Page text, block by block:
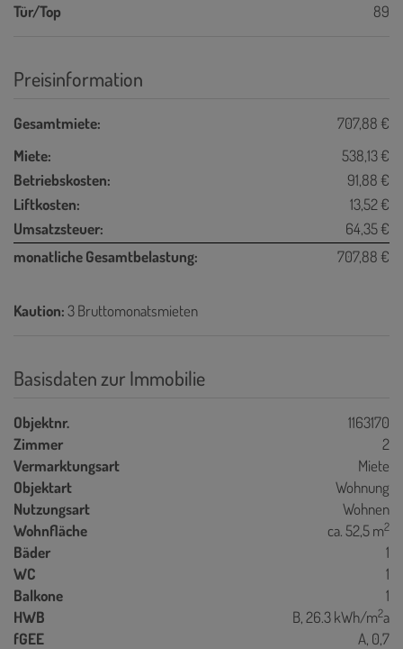
Tür/Top
89
Preisinformation
Gesamtmiete:
707,88 €
Miete:
538,13 €
Betriebskosten:
91,88 €
Liftkosten:
13,52 €
Umsatzsteuer:
64,35 €
monatliche Gesamtbelastung:
707,88 €
Kaution:3 Bruttomonatsmieten
Basisdaten zur Immobilie
Objektnr.
1163170
Zimmer
2
Vermarktungsart
Miete
Objektart
Wohnung
Nutzungsart
Wohnen
Wohnfläche
ca. 52,5 m2
Bäder
1
WC
1
Balkone
1
HWB
B, 26.3 kWh/m2a
fGEE
A, 0,7